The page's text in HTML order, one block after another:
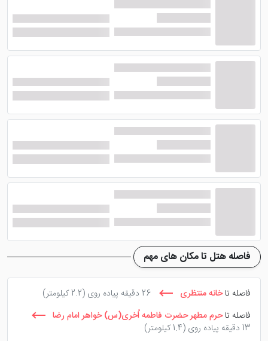
فاصله هتل تا مکان های مهم
فاصله تاخانه منتظری 26 دقیقه پیاده روی
(2.2 کیلومتر)
فاصله تاحرم مطهر حضرت فاطمه اُخری(س) خواهر امام رضا
13 دقیقه پیاده روی
(1.4 کیلومتر)